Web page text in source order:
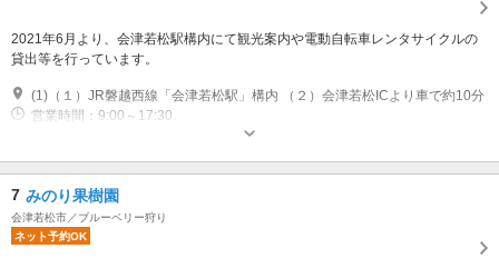
2021年6月より、会津若松駅構内にて観光案内や電動自転車レンタサイクルの
貸出等を行っています。
(1)（１）JR磐越西線「会津若松駅」構内 （２）会津若松ICより車で約10分
営業時間：9:00～17:30
7 みのり果樹園
会津若松市／ブルーベリー狩り
ネット予約OK